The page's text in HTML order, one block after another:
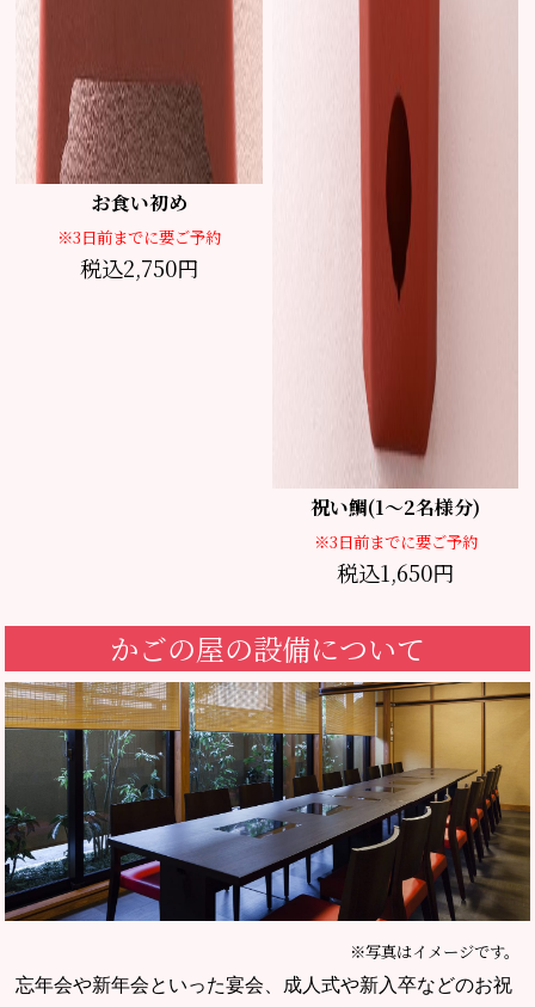
お食い初め
※3日前までに要ご予約
税込2,750円
祝い鯛(1～2名様分)
※3日前までに要ご予約
税込1,650円
かごの屋の設備について
※写真はイメージです。
忘年会や新年会といった宴会、成人式や新入卒などのお祝